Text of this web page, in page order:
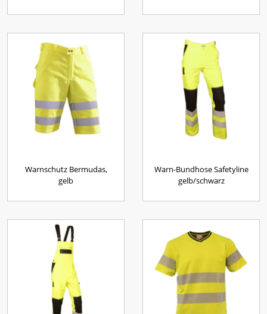
Warnschutz Bermudas,
gelb
Warn-Bundhose Safetyline
gelb/schwarz